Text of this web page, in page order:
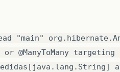
"main"
or @ManyToMany